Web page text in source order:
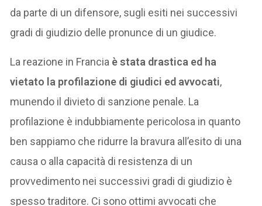
da parte di un difensore, sugli esiti nei successivi
gradi di giudizio delle pronunce di un giudice.
La reazione in Francia è stata drastica ed ha
vietato la profilazione di giudici ed avvocati,
munendo il divieto di sanzione penale. La
profilazione è indubbiamente pericolosa in quanto
ben sappiamo che ridurre la bravura all’esito di una
causa o alla capacità di resistenza di un
provvedimento nei successivi gradi di giudizio è
spesso traditore. Ci sono ottimi avvocati che